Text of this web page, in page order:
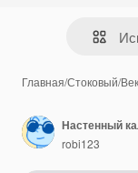
Главная/Стоковый/
Настенный
robi123